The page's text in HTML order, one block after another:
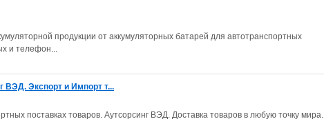
продукции от аккумуляторных батарей для автотранспортных
и телефон...
ВЭД. Экспорт и Импорт т...
поставках товаров. Аутсорсинг ВЭД. Доставка товаров в любую точку мира.